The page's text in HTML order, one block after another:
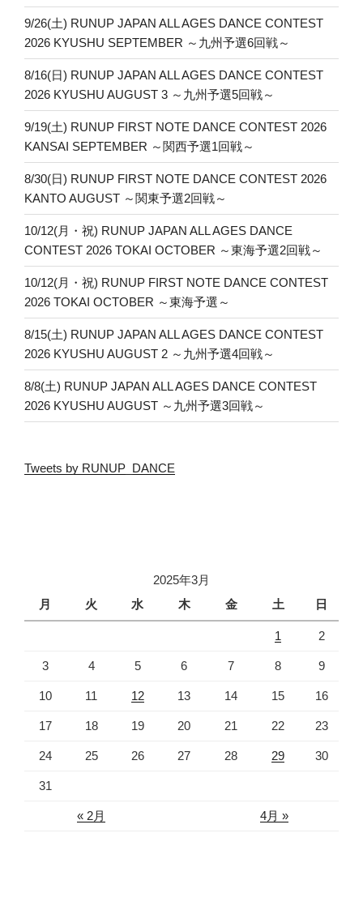
9/26(土) RUNUP JAPAN ALL AGES DANCE CONTEST
2026 KYUSHU SEPTEMBER ～九州予選6回戦～
8/16(日) RUNUP JAPAN ALL AGES DANCE CONTEST
2026 KYUSHU AUGUST 3 ～九州予選5回戦～
9/19(土) RUNUP FIRST NOTE DANCE CONTEST 2026
KANSAI SEPTEMBER ～関西予選1回戦～
8/30(日) RUNUP FIRST NOTE DANCE CONTEST 2026
KANTO AUGUST ～関東予選2回戦～
10/12(月・祝) RUNUP JAPAN ALL AGES DANCE
CONTEST 2026 TOKAI OCTOBER ～東海予選2回戦～
10/12(月・祝) RUNUP FIRST NOTE DANCE CONTEST
2026 TOKAI OCTOBER ～東海予選～
8/15(土) RUNUP JAPAN ALL AGES DANCE CONTEST
2026 KYUSHU AUGUST 2 ～九州予選4回戦～
8/8(土) RUNUP JAPAN ALL AGES DANCE CONTEST
2026 KYUSHU AUGUST ～九州予選3回戦～
Tweets by RUNUP_DANCE
2025年3月
月
火 水 木 金 土 日
« 2月 4月 »
1 2
3 4 5 6 7 8 9
10 11 12 13 14 15 16
17 18 19 20 21 22 23
24 25 26 27 28 29 30
31